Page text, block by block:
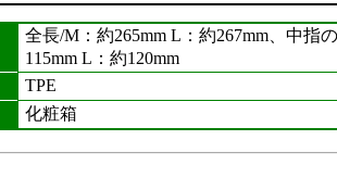
全長/M：約265mm L：約267mm、中指
115mm L：約120mm
TPE
化粧箱